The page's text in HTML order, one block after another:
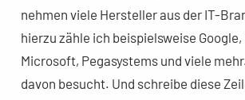
nehmen viele Hersteller aus der IT-
hierzu zähle ich beispielsweise
Microsoft, Pegasystems und viele
davon besucht. Und schreibe diese